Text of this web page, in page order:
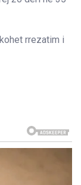
rrezatim i